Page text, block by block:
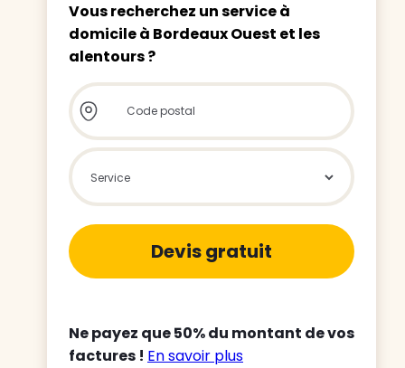
Vous recherchez un service à
domicile à Bordeaux Ouest et les
alentours ?
Store locator global -
Rechercher
Ne payez que 50% du montant de vos
factures ! En savoir plus